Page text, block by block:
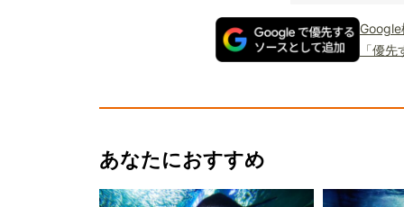
Google
「優
あなたにおすすめ